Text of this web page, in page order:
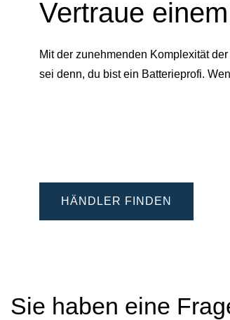
Vertraue
Mit der zunehmenden Komplexität
sei denn, du bist ein Batterieprofi.
HÄNDLER FINDEN
Sie haben eine